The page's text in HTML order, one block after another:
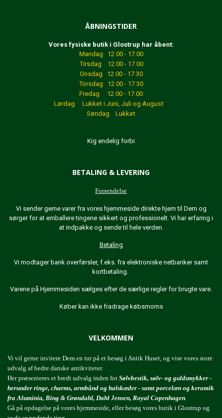
ÅBNINGSTIDER
Vores fysiske butik i Glostrup har åbent:
Mandag 12.00 - 17.00
Tirsdag 12.00 - 17.00
Onsdag 12.00 - 17.30
Torsdag 12.00 - 17.30
Fredag 12.00 - 17.00
Lørdag Lukket i Juni, Juli og August
Søndag Lukket
Kig endelig forbi
BETALING & LEVERING
Forsendelse
Vi sender gerne varer fra vores hjemmeside direkte hjem til Dem og
sørger for at emballere tingene sikkert og professionelt. Vi har erfaring i
at indpakke og sende til hele verden.
Betaling
Vi modtager bank overførsler, f.eks. fra elektroniske netbanker samt
kortbetaling.
Varene på Hjemmesiden sælges efter de særlige regler for brugte vare.
Køber kan ikke fradrage købsmoms
VELKOMMEN
Vi vil gerne invitere Dem en tur på et besøg i Antik Huset, og vise vores store
udvalg af bedre danske antikviteter.
Her præsenteres et bredt udvalg inden forSølvbestik, sølv- og guldsmykker -
herunder ringe, charms, armbånd og halskæder - samt porcelæn og keramik
fra Aluminia, Bing & Grøndahl, Dahl Jensen, Royal Copenhagen
Gå på opdagelse på vores hjemmeside, eller besøg vores butik i Glostrup og